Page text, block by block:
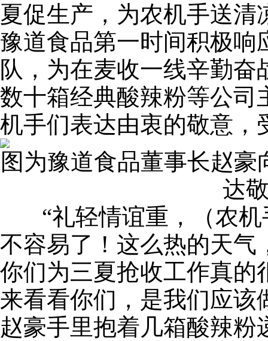
夏促生产，为农机手送清
豫道食品第一时间积极响
队，为在麦收一线辛勤
数十箱经典酸辣粉等公司
机手们表达由衷的敬意，
图为豫道食品董事长赵
达
“礼轻情谊重，（农机
不容易了！这么热的天气
你们为三夏抢收工作真的
来看看你们，是我们应该
赵豪手里抱着几箱酸辣